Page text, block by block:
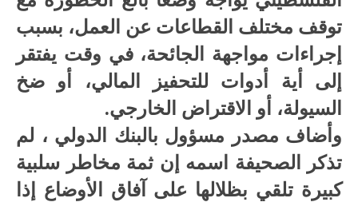
توقف مختلف القطاعات عن العمل، بسبب
إجراءات مواجهة الجائحة، في وقت يفتقر
إلى أية أدوات للتحفيز المالي، أو ضخ
السيولة، أو الاقتراض الخارجي.
وأضاف مصدر مسؤول بالبنك الدولي ، لم
تذكر الصحيفة اسمه إن ثمة مخاطر سلبية
كبيرة تلقي بظلالها على آفاق الأوضاع إذا